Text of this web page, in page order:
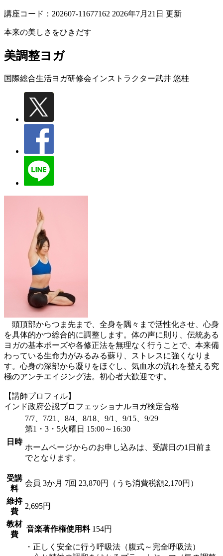
講座コード：202607-11677162 2026年7月21日 更新
本来の美しさをひきだす
美調整ヨガ
国際総合生活ヨガ研修会インストラクター武井 悠桂
頭頂部からつま先まで、全身を隅々まで活性化させ、心身
を具体的かつ総合的に調整します。体の声に則り、伝統ある
ヨガの基本ポーズや各修正法を無理なく行うことで、本来備
わっている生命力がみるみる蘇り、ストレスに強くなりま
す。心身の深部から凝りをほぐし、気血水の流れを整える究
極のアンチエイジング法。初心者大歓迎です。
【講師プロフィル】
インド政府公認プロフェッショナルヨガ検定合格
日時
7/7、7/21、8/4、8/18、9/1、9/15、9/29
第1・3・5火曜日 15:00～16:30
ホームページからのお申し込みは、受講日の1日前ま
でとなります。
受講
料
会員 3か月 7回 23,870円（うち消費税額2,170円）
維持
費
2,695円
教材
費
音楽著作権使用料 154円
・正しく安全に行う呼吸法（腹式～完全呼吸法）